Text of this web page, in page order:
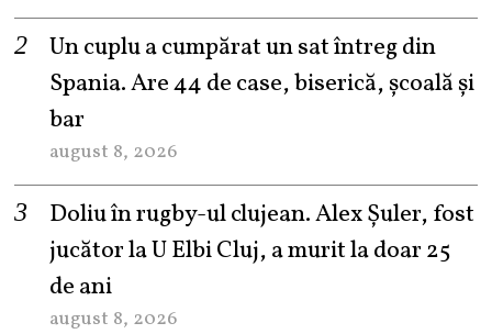
Un cuplu a cumpărat un sat întreg din
Spania. Are 44 de case, biserică, școală și
bar
august 8, 2026
Doliu în rugby-ul clujean. Alex Șuler, fost
jucător la U Elbi Cluj, a murit la doar 25
de ani
august 8, 2026